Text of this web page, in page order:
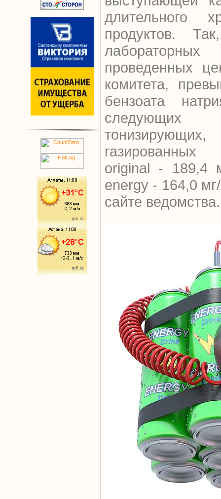
длительного
продуктов.
проведенных
комитета,
бензоата
следующих
original - 189,4
energy - 164,0
сайте ведомства.